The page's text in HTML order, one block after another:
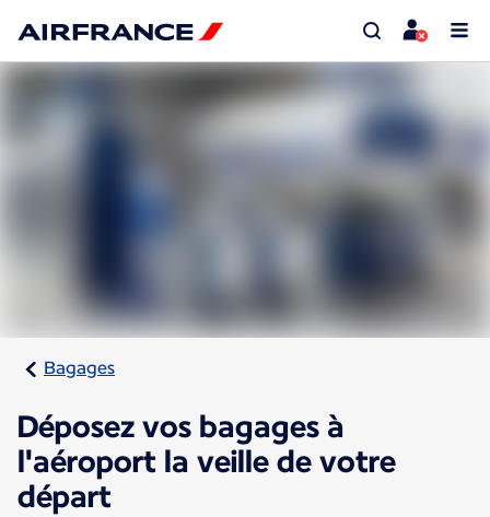
Bagages
Déposez vos bagages à
l'aéroport la veille de votre
départ